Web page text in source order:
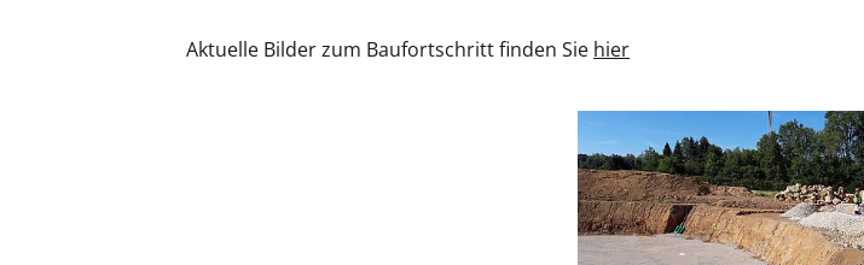
Aktuelle Bilder zum Baufortschritt finden Sie hier